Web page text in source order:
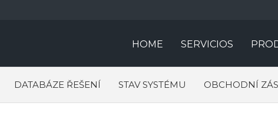
HOME SERVICIOS
DATABÁZE ŘEŠENÍ STAV SYSTÉMU OBCHODNÍ